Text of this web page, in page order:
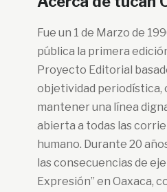
Fue un 1 de Marzo de
pública la primera
Proyecto Editorial
objetividad periodística,
mantener una línea
abierta a todas las
humano. Durante 20
las consecuencias de
Expresión” en Oaxaca,